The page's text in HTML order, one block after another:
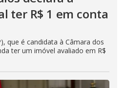
ter R$ 1 em conta
que é candidata à Câmara dos
ter um imóvel avaliado em R$